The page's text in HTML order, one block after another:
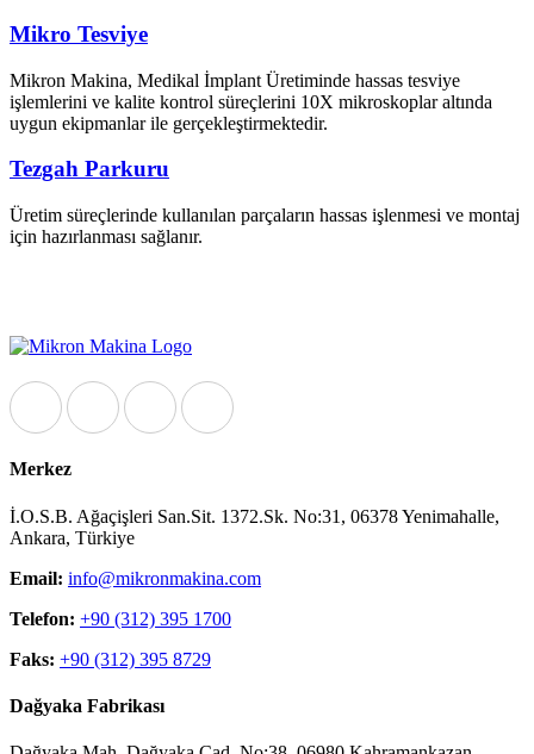
Mikro Tesviye
Mikron Makina, Medikal İmplant Üretiminde hassas tesviye
işlemlerini ve kalite kontrol süreçlerini 10X mikroskoplar altında
uygun ekipmanlar ile gerçekleştirmektedir.
Tezgah Parkuru
Üretim süreçlerinde kullanılan parçaların hassas işlenmesi ve montaj
için hazırlanması sağlanır.
Merkez
İ.O.S.B. Ağaçişleri San.Sit. 1372.Sk. No:31, 06378 Yenimahalle,
Ankara, Türkiye
Email: info@mikronmakina.com
Telefon: +90 (312) 395 1700
Faks: +90 (312) 395 8729
Dağyaka Fabrikası